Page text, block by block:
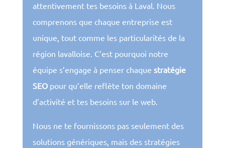
attentivement tes besoins à Laval. Nous
comprenons que chaque entreprise est
unique, tout comme les particularités de la
région lavalloise. C’est pourquoi notre
équipe s’engage à penser chaque stratégie
SEOpour qu’elle reflète ton domaine
d’activité et tes besoins sur le web.
Nous ne te fournissons pas seulement des
solutions génériques, mais des stratégies